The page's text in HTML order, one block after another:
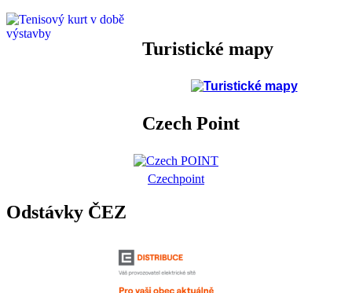
Turistické mapy
Czech Point
Czechpoint
Odstávky ČEZ